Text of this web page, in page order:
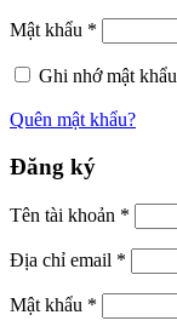
Mật khẩu *
Ghi nhớ mật khẩu
Quên mật khẩu?
Đăng ký
Tên tài khoản *
Địa chỉ email *
Mật khẩu *